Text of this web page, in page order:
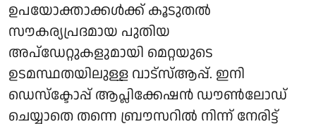
ഉപയോക്താക്കൾക്ക് കൂടുതൽ
സൗകര്യപ്രദമായ പുതിയ
അപ്ഡേറ്റുകളുമായി മെറ്റയുടെ
ഉടമസ്ഥതയിലുള്ള വാട്സ്ആപ്പ്. ഇനി
ഡെസ്‌ക്ടോപ്പ് ആപ്ലിക്കേഷന്‍ ഡൗണ്‍ലോഡ്
ചെയ്യാതെ തന്നെ ബ്രൗസറില്‍ നിന്ന് നേരിട്ട്